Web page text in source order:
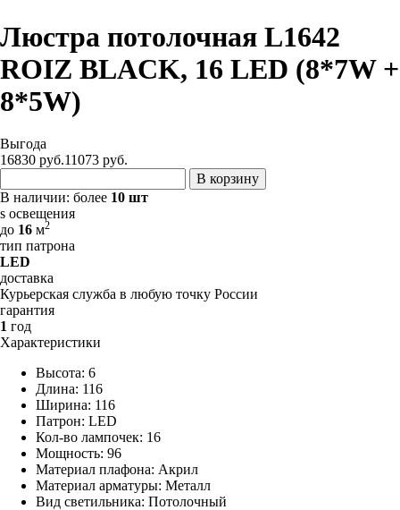
Люстра потолочная L1642
ROIZ BLACK, 16 LED (8*7W +
8*5W)
Выгода
16830 руб.11073 руб.
В корзину
В наличии: более 10 шт
s освещения
до 16 м2
тип патрона
LED
доставка
Курьерская служба в любую точку России
гарантия
1 год
Характеристики
Высота: 6
Длина: 116
Ширина: 116
Патрон: LED
Кол-во лампочек: 16
Мощность: 96
Материал плафона: Акрил
Материал арматуры: Металл
Вид светильника: Потолочный